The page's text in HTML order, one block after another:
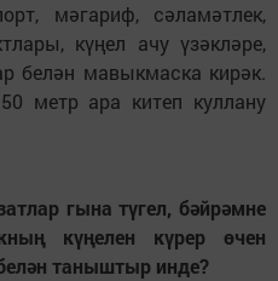
мәгариф, сәламәтлек,
күңел ачу үзәкләре,
белән мавыкмаска кирәк.
метр ара китеп куллану
гына түгел, бәйрәмне
күңелен күрер өчен
таныштыр инде?